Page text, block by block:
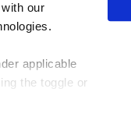
our
applicable
the toggle or